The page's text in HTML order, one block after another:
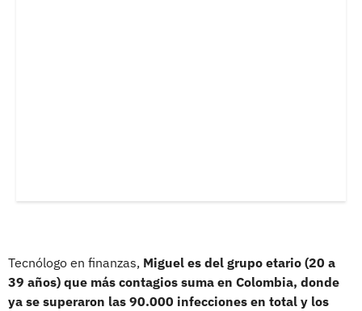
Tecnólogo en finanzas, Miguel es del grupo etario (20 a
39 años) que más contagios suma en Colombia, donde
ya se superaron las 90.000 infecciones en total y los